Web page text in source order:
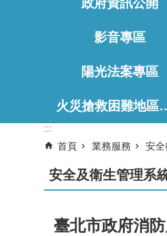
政府資訊公開
影音專區
陽光法案專區
火災搶救困難地
:::
首頁
業務服務 安全
安全及衛生管理系
臺北市政府消